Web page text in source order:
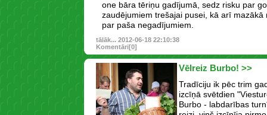
one bāra tēriņu gadījumā, sedz risku par
zaudējumiem trešajai pusei, kā arī
par paša negadījumiem.
tālāk... 2012-06-18 22:10:38
Komentāri[0]
Vēlreiz Burbo! >>
Tradīciju ik pēc trim
izcīņā svētdien
Burbo - labdarības